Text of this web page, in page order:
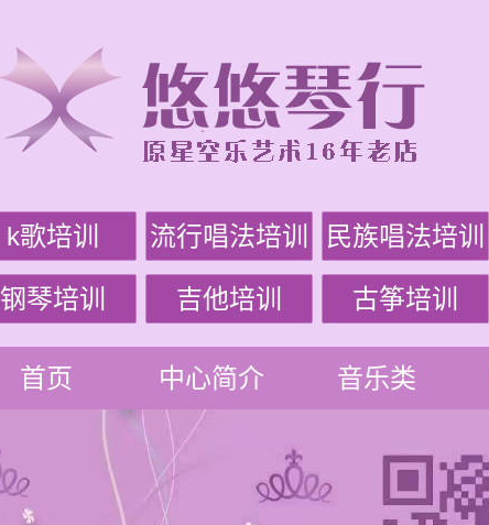
k歌培训 流行唱法培训 民族唱法培训
钢琴培训 吉他培训 古筝培训
首页 中心简介 音乐类